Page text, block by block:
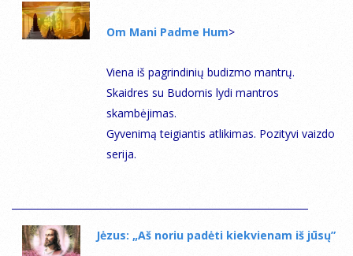
Оm Mani Padme Hum>
Viena iš pagrindinių budizmo mantrų.
Skaidres su Budomis lydi mantros
skambėjimas.
Gyvenimą teigiantis atlikimas. Pozityvi vaizdo
serija.
Jėzus: „Aš noriu padėti kiekvienam iš jūsų”